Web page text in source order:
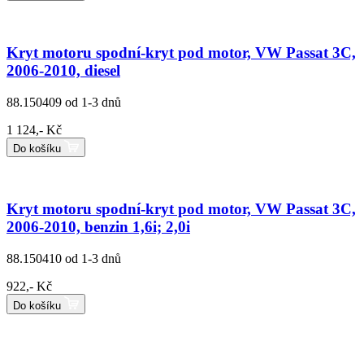
Kryt motoru spodní-kryt pod motor, VW Passat 3C,
2006-2010, diesel
88.150409 od 1-3 dnů
1 124,- Kč
Do košíku
Kryt motoru spodní-kryt pod motor, VW Passat 3C,
2006-2010, benzin 1,6i; 2,0i
88.150410 od 1-3 dnů
922,- Kč
Do košíku